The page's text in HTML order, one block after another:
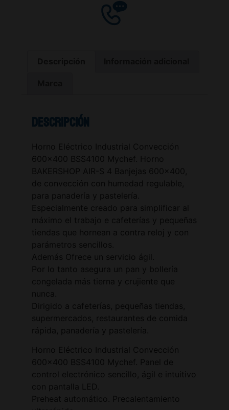
Descripción
Horno Eléctrico Industrial Convección
600×400 BSS4100 Mychef. Horno
BAKERSHOP AIR-S 4 Banjejas 600×400,
de convección con humedad regulable,
para panadería y pastelería.
Especialmente creado para simplificar al
máximo el trabajo e cafeterías y pequeñas
tiendas que hornean a contra reloj y con
parámetros sencillos.
Además Ofrece un servicio ágil.
Por lo tanto asegura un pan y bollería
congelada más tierna y crujiente que
nunca.
Dirigido a cafeterías, pequeñas tiendas,
supermercados, restaurantes de comida
rápida, panadería y pastelería.
Horno Eléctrico Industrial Convección
600×400 BSS4100 Mychef. Panel de
control electrónico sencillo, ágil e intuitivo
con pantalla LED.
Preheat automático. Precalentamiento